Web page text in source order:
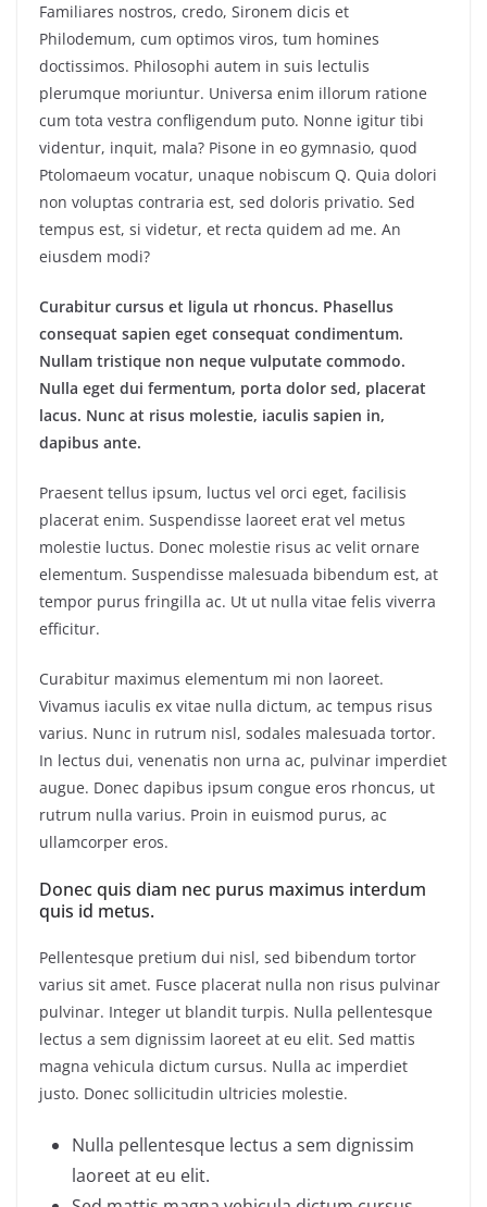
Familiares nostros, credo, Sironem dicis et
Philodemum, cum optimos viros, tum homines
doctissimos. Philosophi autem in suis lectulis
plerumque moriuntur. Universa enim illorum ratione
cum tota vestra confligendum puto. Nonne igitur tibi
videntur, inquit, mala? Pisone in eo gymnasio, quod
Ptolomaeum vocatur, unaque nobiscum Q. Quia dolori
non voluptas contraria est, sed doloris privatio. Sed
tempus est, si videtur, et recta quidem ad me. An
eiusdem modi?
Curabitur cursus et ligula ut rhoncus. Phasellus
consequat sapien eget consequat condimentum.
Nullam tristique non neque vulputate commodo.
Nulla eget dui fermentum, porta dolor sed, placerat
lacus. Nunc at risus molestie, iaculis sapien in,
dapibus ante.
Praesent tellus ipsum, luctus vel orci eget, facilisis
placerat enim. Suspendisse laoreet erat vel metus
molestie luctus. Donec molestie risus ac velit ornare
elementum. Suspendisse malesuada bibendum est, at
tempor purus fringilla ac. Ut ut nulla vitae felis viverra
efficitur.
Curabitur maximus elementum mi non laoreet.
Vivamus iaculis ex vitae nulla dictum, ac tempus risus
varius. Nunc in rutrum nisl, sodales malesuada tortor.
In lectus dui, venenatis non urna ac, pulvinar imperdiet
augue. Donec dapibus ipsum congue eros rhoncus, ut
rutrum nulla varius. Proin in euismod purus, ac
ullamcorper eros.
Donec quis diam nec purus maximus interdum
quis id metus.
Pellentesque pretium dui nisl, sed bibendum tortor
varius sit amet. Fusce placerat nulla non risus pulvinar
pulvinar. Integer ut blandit turpis. Nulla pellentesque
lectus a sem dignissim laoreet at eu elit. Sed mattis
magna vehicula dictum cursus. Nulla ac imperdiet
justo. Donec sollicitudin ultricies molestie.
Nulla pellentesque lectus a sem dignissim
laoreet at eu elit.